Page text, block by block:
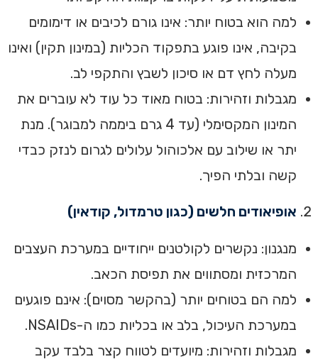
למה הוא בטוח יותר: אינו גורם לכיבים או דימומים
בקיבה, אינו פוגע בתפקוד הכליות (במינון תקין) ואינו
מעלה לחץ דם או סיכון לשבץ והתקפי לב.
מגבלות וזהירות: בטוח מאוד כל עוד לא עוברים את
המינון המקסימלי (עד 4 גרם ביממה למבוגר). מנת
יתר או שילוב עם אלכוהול עלולים לגרום לנזק כבדי
קשה ובלתי הפיך.
אופיאודים חלשים (כגון טרמדול, קודאין)
מנגנון: נקשרים לקולטנים ייחודיים במערכת העצבים
המרכזית ומסתווים את תפיסת הכאב.
למה הם בטוחים יותר (בהקשר מסוים): אינם פוגעים
במערכת העיכול, בלב או בכליות כמו ה-NSAIDs.
מגבלות וזהירות: מיועדים לטווח קצר בלבד עקב